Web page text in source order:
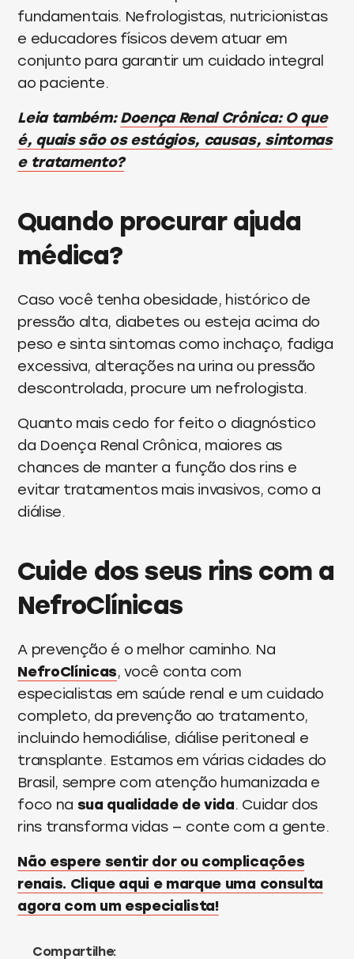
fundamentais. Nefrologistas, nutricionistas
e educadores físicos devem atuar em
conjunto para garantir um cuidado integral
ao paciente.
Leia também:Doença Renal Crônica: O que
é, quais são os estágios, causas, sintomas
e tratamento?
Quando procurar ajuda
médica?
Caso você tenha obesidade, histórico de
pressão alta, diabetes ou esteja acima do
peso e sinta sintomas como inchaço, fadiga
excessiva, alterações na urina ou pressão
descontrolada, procure um nefrologista.
Quanto mais cedo for feito o diagnóstico
da Doença Renal Crônica, maiores as
chances de manter a função dos rins e
evitar tratamentos mais invasivos, como a
diálise.
Cuide dos seus rins com a
NefroClínicas
A prevenção é o melhor caminho. Na
NefroClínicas, você conta com
especialistas em saúde renal e um cuidado
completo, da prevenção ao tratamento,
incluindo hemodiálise, diálise peritoneal e
transplante. Estamos em várias cidades do
Brasil, sempre com atenção humanizada e
foco na sua qualidade de vida. Cuidar dos
rins transforma vidas — conte com a gente.
Não espere sentir dor ou complicações
renais. Clique aqui e marque uma consulta
agora com um especialista!
Compartilhe: